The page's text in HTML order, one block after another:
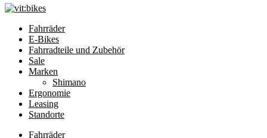
Fahrräder
E-Bikes
Fahrradteile und Zubehör
Sale
Marken
Shimano
Ergonomie
Leasing
Standorte
Fahrräder